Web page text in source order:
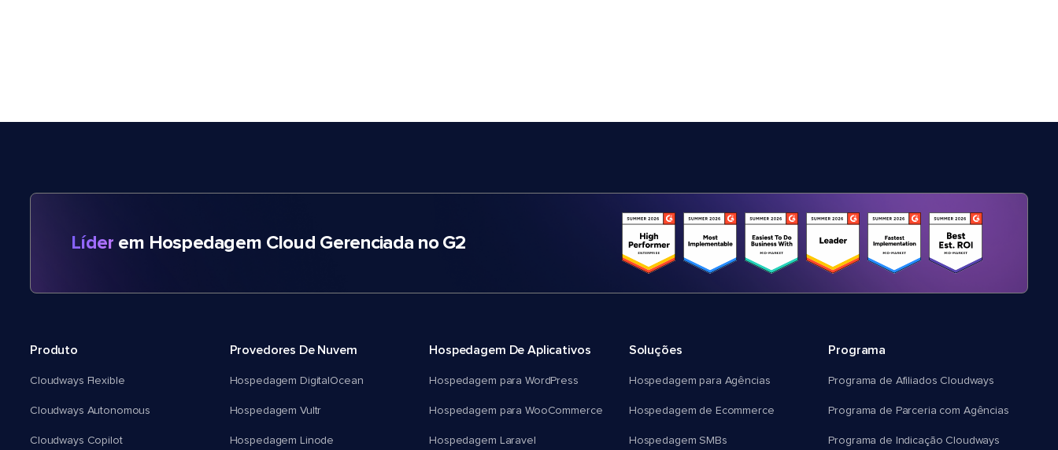
Líder em Hospedagem Cloud Gerenciada no G2
Produto
Cloudways Flexible
Cloudways Autonomous
Cloudways Copilot
Provedores De Nuvem
Hospedagem DigitalOcean
Hospedagem Vultr
Hospedagem Linode
Hospedagem De Aplicativos
Hospedagem para WordPress
Hospedagem para WooCommerce
Hospedagem Laravel
Soluções
Hospedagem para Agências
Hospedagem de Ecommerce
Hospedagem SMBs
Programa
Programa de Afiliados Cloudways
Programa de Parceria com Agências
Programa de Indicação Cloudways